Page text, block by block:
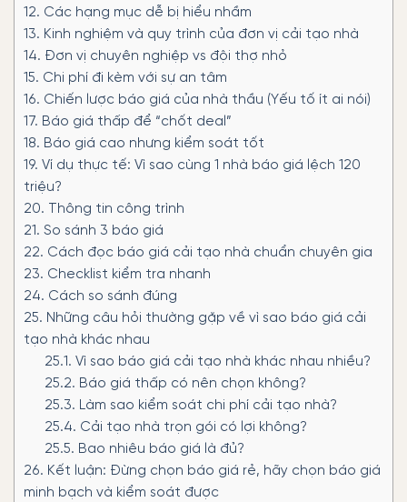
12. Các hạng mục dễ bị hiểu nhầm
13. Kinh nghiệm và quy trình của đơn vị cải tạo nhà
14. Đơn vị chuyên nghiệp vs đội thợ nhỏ
15. Chi phí đi kèm với sự an tâm
16. Chiến lược báo giá của nhà thầu (Yếu tố ít ai nói)
17. Báo giá thấp để “chốt deal”
18. Báo giá cao nhưng kiểm soát tốt
19. Ví dụ thực tế: Vì sao cùng 1 nhà báo giá lệch 120
triệu?
20. Thông tin công trình
21. So sánh 3 báo giá
22. Cách đọc báo giá cải tạo nhà chuẩn chuyên gia
23. Checklist kiểm tra nhanh
24. Cách so sánh đúng
25. Những câu hỏi thường gặp về vì sao báo giá cải
tạo nhà khác nhau
25.1. Vì sao báo giá cải tạo nhà khác nhau nhiều?
25.2. Báo giá thấp có nên chọn không?
25.3. Làm sao kiểm soát chi phí cải tạo nhà?
25.4. Cải tạo nhà trọn gói có lợi không?
25.5. Bao nhiêu báo giá là đủ?
26. Kết luận: Đừng chọn báo giá rẻ, hãy chọn báo giá
minh bạch và kiểm soát được